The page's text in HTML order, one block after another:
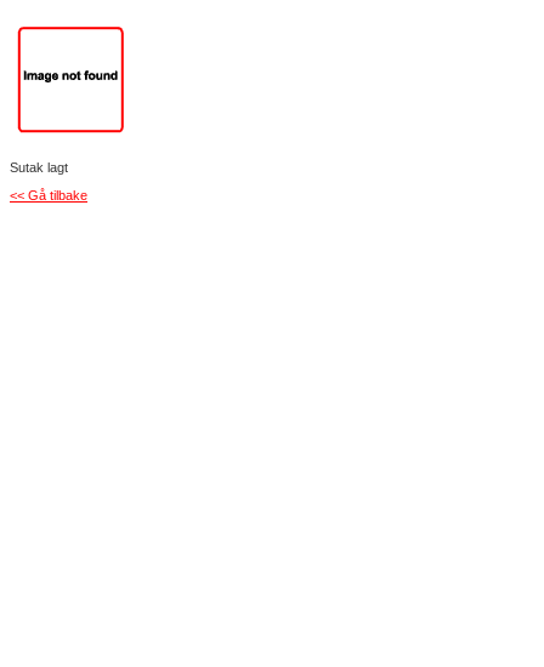
Sutak lagt
<< Gå tilbake